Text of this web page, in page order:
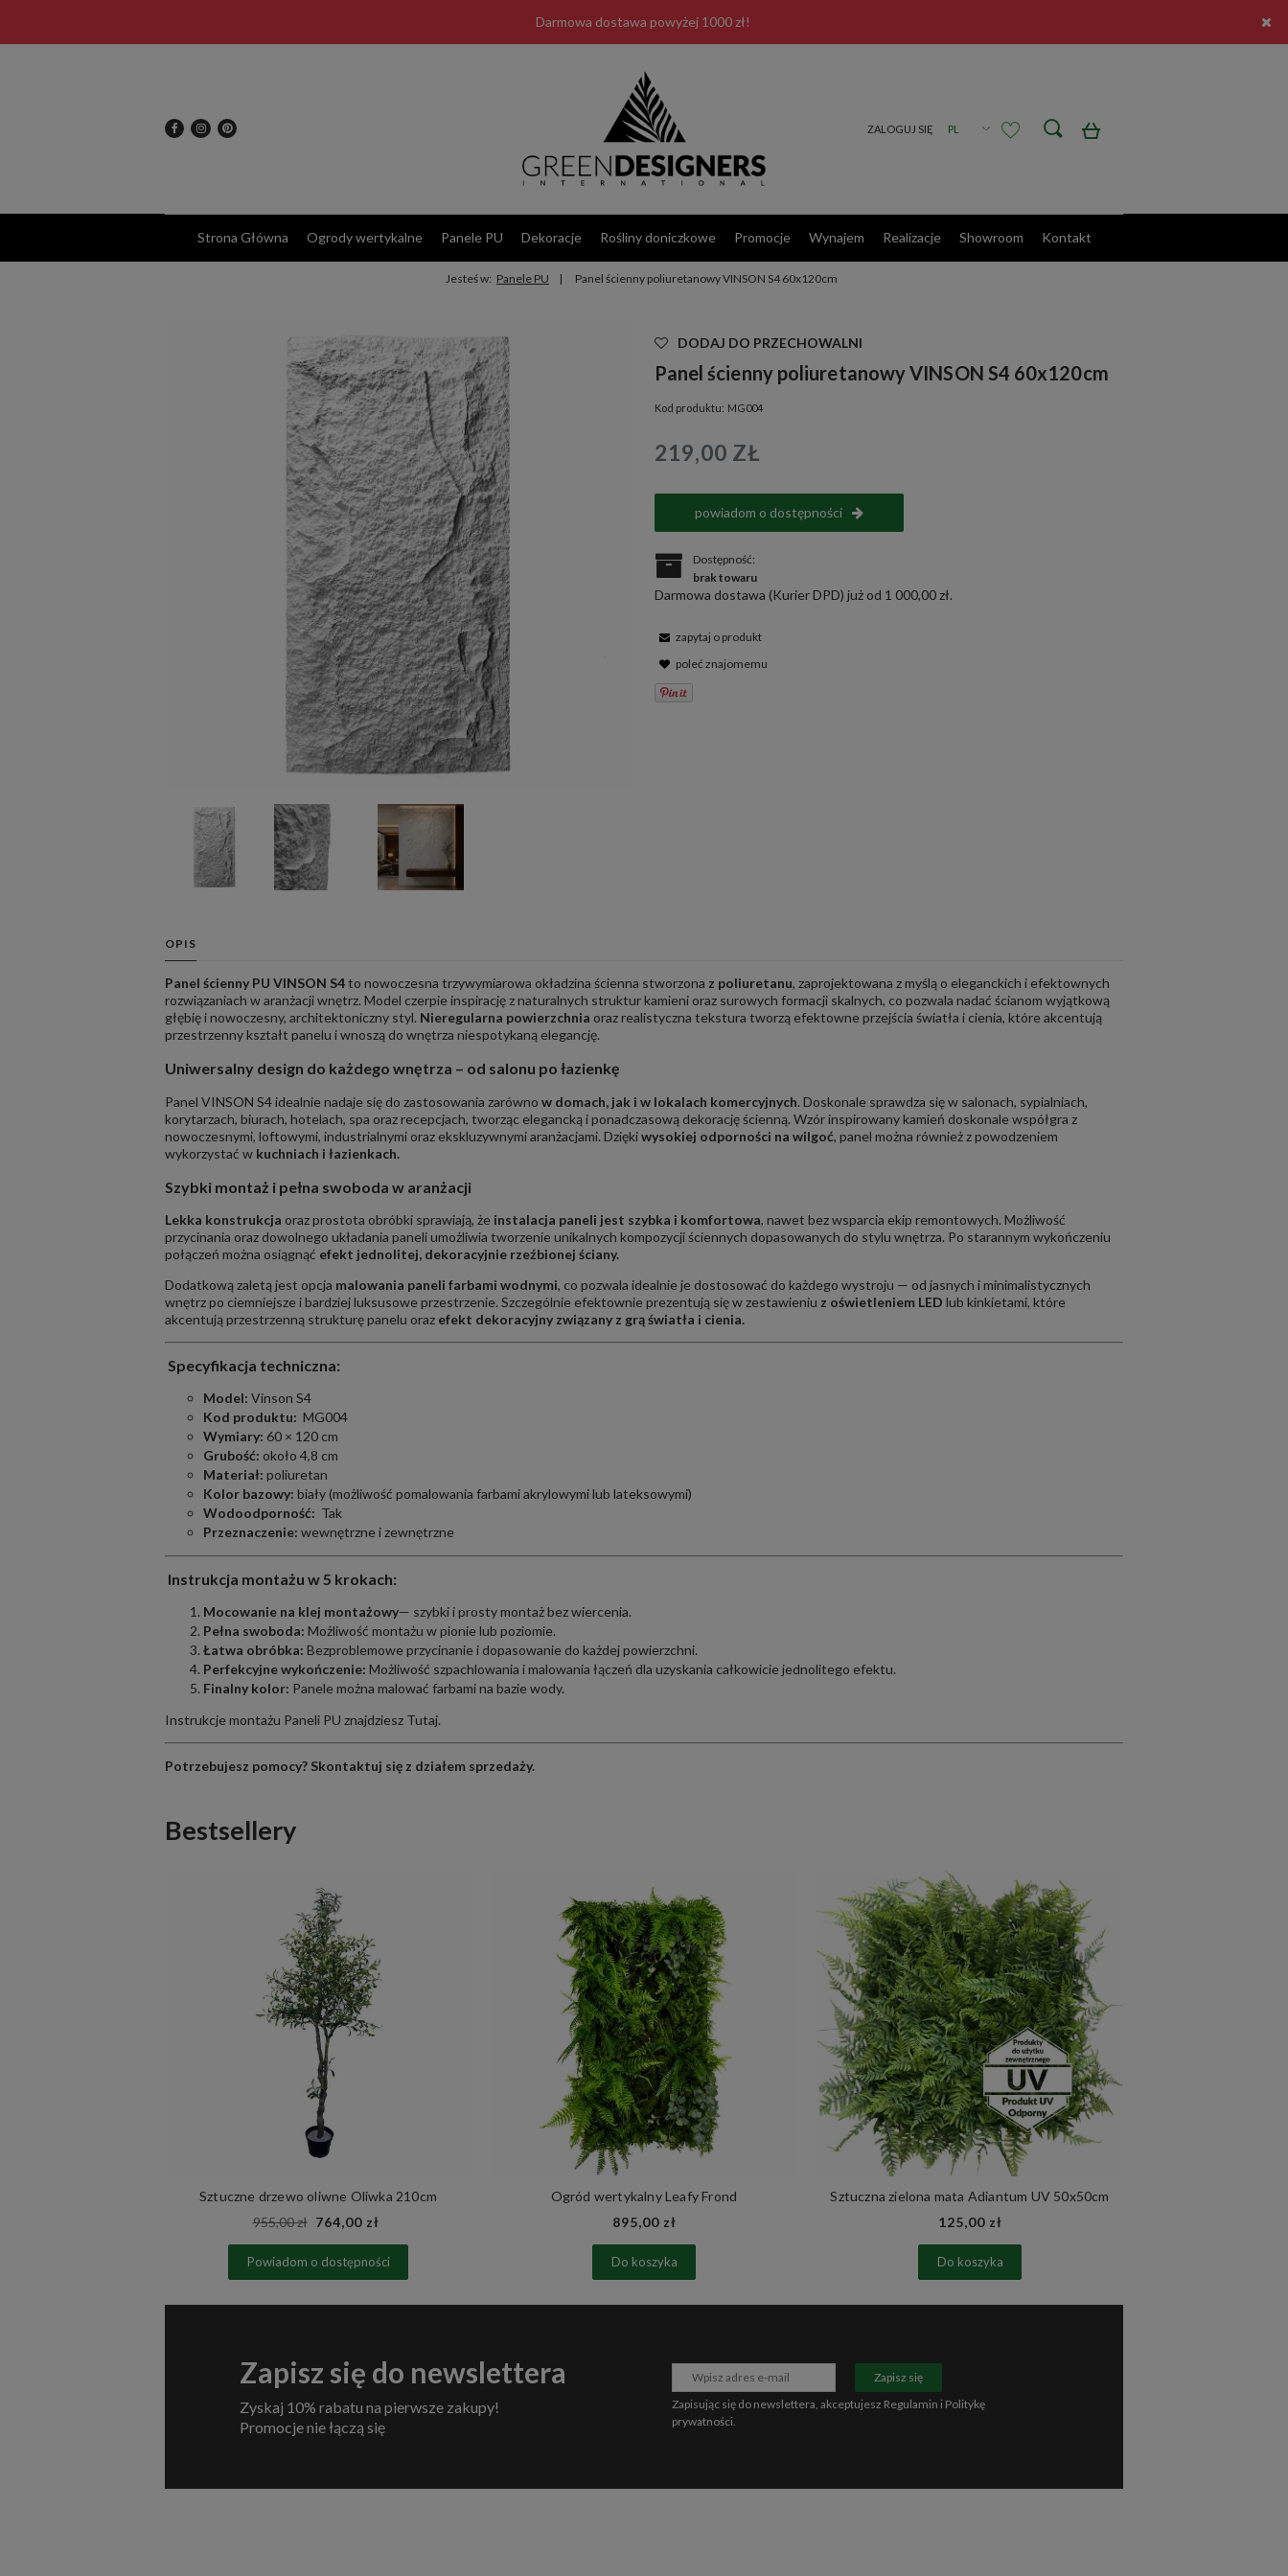
Darmowa dostawa powyżej 1000 zł!
Strona Główna Ogrody wertykalne Panele PU Dekoracje Rośliny doniczkowe Promocje Wynajem Realizacje Showroom Kontakt
Jesteś w: Panele PU Panel ścienny poliuretanowy VINSON S4 60x120cm
DODAJ DO PRZECHOWALNI
Panel ścienny poliuretanowy VINSON S4 60x120cm
Kod produktu: MG004
219,00 ZŁ
powiadom o dostępności
Dostępność:
brak towaru
Darmowa dostawa (Kurier DPD) już od 1 000,00 zł.
zapytaj o produkt
poleć znajomemu
OPIS
Panel ścienny PU VINSON S4to nowoczesna trzywymiarowa okładzina ścienna stworzona z poliuretanu, zaprojektowana z myślą o eleganckich i efektownych
rozwiązaniach w aranżacji wnętrz. Model czerpie inspirację z naturalnych struktur kamieni oraz surowych formacji skalnych, co pozwala nadać ścianom wyjątkową
głębię i nowoczesny, architektoniczny styl. Nieregularna powierzchnia oraz realistyczna tekstura tworzą efektowne przejścia światła i cienia, które akcentują
przestrzenny kształt panelu i wnoszą do wnętrza niespotykaną elegancję.
Uniwersalny design do każdego wnętrza – od salonu po łazienkę
Panel VINSON S4 idealnie nadaje się do zastosowania zarówno w domach, jak i w lokalach komercyjnych. Doskonale sprawdza się w salonach, sypialniach,
korytarzach, biurach, hotelach, spa oraz recepcjach, tworząc elegancką i ponadczasową dekorację ścienną. Wzór inspirowany kamień doskonale współgra z
nowoczesnymi, loftowymi, industrialnymi oraz ekskluzywnymi aranżacjami. Dziękiwysokiej odporności na wilgoć, panel można również z powodzeniem
wykorzystać w kuchniach i łazienkach.
Szybki montaż i pełna swoboda w aranżacji
Lekka konstrukcja oraz prostota obróbki sprawiają, że instalacja paneli jest szybka i komfortowa, nawet bez wsparcia ekip remontowych. Możliwość
przycinania oraz dowolnego układania paneli umożliwia tworzenie unikalnych kompozycji ściennych dopasowanych do stylu wnętrza. Po starannym wykończeniu
połączeń można osiągnąć efekt jednolitej, dekoracyjnie rzeźbionej ściany.
Dodatkową zaletą jest opcja malowania paneli farbami wodnymi, co pozwala idealnie je dostosować do każdego wystroju — od jasnych i minimalistycznych
wnętrz po ciemniejsze i bardziej luksusowe przestrzenie. Szczególnie efektownie prezentują się w zestawieniu z oświetleniem LED lub kinkietami, które
akcentują przestrzenną strukturę panelu oraz efekt dekoracyjny związany z grą światła i cienia.
Specyfikacja techniczna:
Model: Vinson S4
Kod produktu: MG004
Wymiary: 60 × 120 cm
Grubość: około 4,8 cm
Materiał: poliuretan
Kolor bazowy: biały (możliwość pomalowania farbami akrylowymi lub lateksowymi)
Wodoodporność: Tak
Przeznaczenie: wewnętrzne i zewnętrzne
Instrukcja montażu w 5 krokach:
Mocowanie na klej montażowy— szybki i prosty montaż bez wiercenia.
Pełna swoboda: Możliwość montażu w pionie lub poziomie.
Łatwa obróbka: Bezproblemowe przycinanie i dopasowanie do każdej powierzchni.
Perfekcyjne wykończenie: Możliwość szpachlowania i malowania łączeń dla uzyskania całkowicie jednolitego efektu.
Finalny kolor: Panele można malować farbami na bazie wody.
Instrukcje montażu Paneli PU znajdziesz Tutaj.
Potrzebujesz pomocy? Skontaktuj się z działem sprzedaży.
Bestsellery
Sztuczne drzewo oliwne Oliwka 210cm
955,00 zł 764,00 zł
Powiadom o dostępności
Ogród wertykalny Leafy Frond
895,00 zł
Do koszyka
Sztuczna zielona mata Adiantum UV 50x50cm
125,00 zł
Do koszyka
Zapisz się do newslettera
Zyskaj 10% rabatu na pierwsze zakupy!
Promocje nie łączą się
Zapisz się
Zapisując się do newslettera, akceptujesz Regulamin i Politykę
prywatności